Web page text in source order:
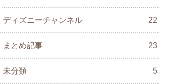
ディズニーチャンネル 22
まとめ記事 23
未分類 5